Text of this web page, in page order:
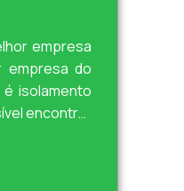
empresa
empresa do
isolamento
encontrar